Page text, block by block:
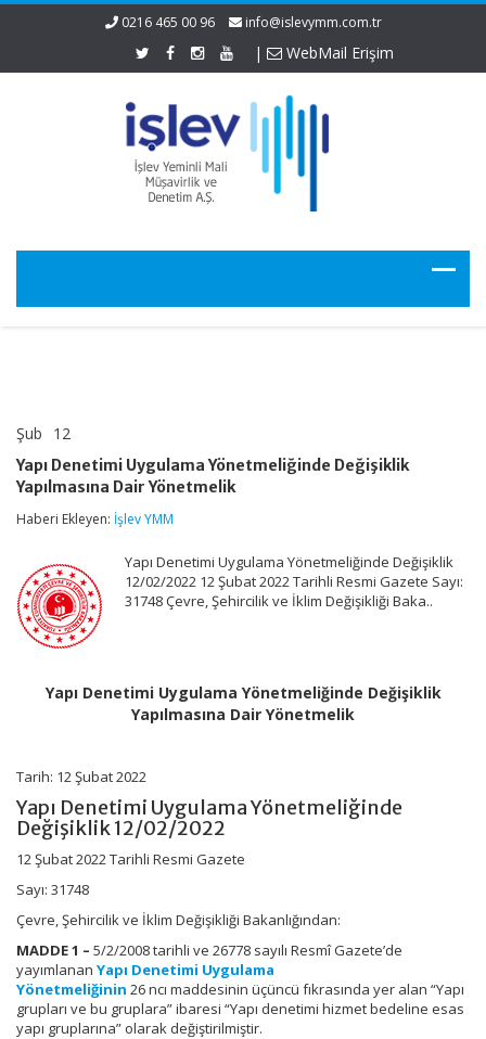
0216 465 00 96 info@islevymm.com.tr
| WebMail Erişim
Şub 12
Uygulama
Yönetmeliğinde
Yapılmasına
Yönetmelik
için
Yapı Denetimi Uygulama Yönetmeliğinde Değişiklik
Yapılmasına Dair Yönetmelik
Haberi Ekleyen: İşlev YMM
Yapı Denetimi Uygulama Yönetmeliğinde Değişiklik
12/02/2022 12 Şubat 2022 Tarihli Resmi Gazete Sayı:
31748 Çevre, Şehircilik ve İklim Değişikliği Baka..
Yapı Denetimi Uygulama Yönetmeliğinde Değişiklik
Yapılmasına Dair Yönetmelik
Tarih: 12 Şubat 2022
Yapı Denetimi Uygulama Yönetmeliğinde
Değişiklik 12/02/2022
12 Şubat 2022 Tarihli Resmi Gazete
Sayı: 31748
Çevre, Şehircilik ve İklim Değişikliği Bakanlığından:
MADDE 1 – 5/2/2008 tarihli ve 26778 sayılı Resmî Gazete’de
yayımlanan Yapı Denetimi Uygulama
Yönetmeliğinin 26 ncı maddesinin üçüncü fıkrasında yer alan “Yapı
grupları ve bu gruplara” ibaresi “Yapı denetimi hizmet bedeline esas
yapı gruplarına” olarak değiştirilmiştir.